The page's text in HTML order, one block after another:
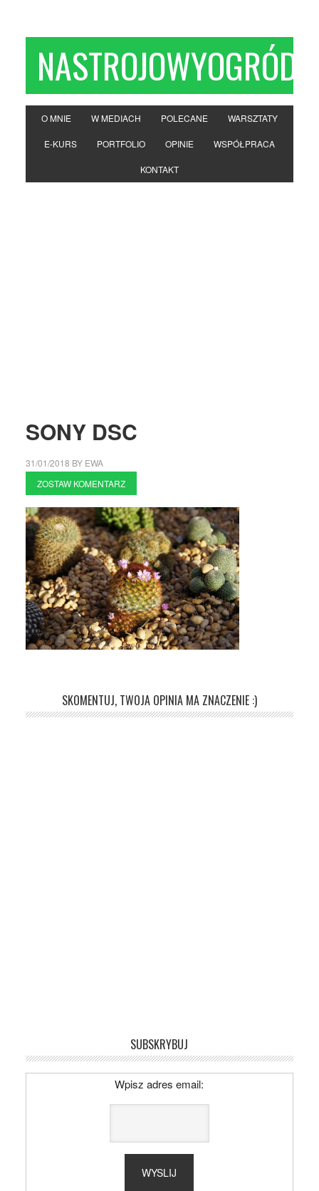
NASTROJOWYOGRÓD
O MNIE W MEDIACH POLECANE WARSZTATY
E-KURS PORTFOLIO OPINIE WSPÓŁPRACA
KONTAKT
SONY DSC
31/01/2018 BY EWA
ZOSTAW KOMENTARZ
SKOMENTUJ, TWOJA OPINIA MA ZNACZENIE :)
SUBSKRYBUJ
Wpisz adres email: